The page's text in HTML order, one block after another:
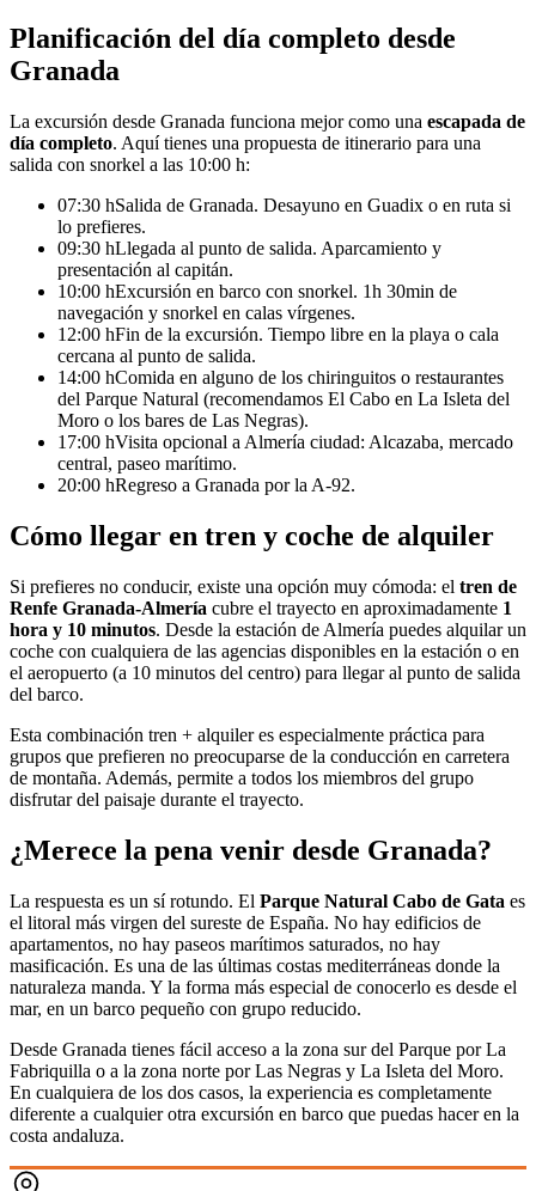
Planificación del día completo desde
Granada
La excursión desde Granada funciona mejor como una escapada de
día completo. Aquí tienes una propuesta de itinerario para una
salida con snorkel a las 10:00 h:
07:30 hSalida de Granada. Desayuno en Guadix o en ruta si
lo prefieres.
09:30 hLlegada al punto de salida. Aparcamiento y
presentación al capitán.
10:00 hExcursión en barco con snorkel. 1h 30min de
navegación y snorkel en calas vírgenes.
12:00 hFin de la excursión. Tiempo libre en la playa o cala
cercana al punto de salida.
14:00 hComida en alguno de los chiringuitos o restaurantes
del Parque Natural (recomendamos El Cabo en La Isleta del
Moro o los bares de Las Negras).
17:00 hVisita opcional a Almería ciudad: Alcazaba, mercado
central, paseo marítimo.
20:00 hRegreso a Granada por la A-92.
Cómo llegar en tren y coche de alquiler
Si prefieres no conducir, existe una opción muy cómoda: el tren de
Renfe Granada-Almería cubre el trayecto en aproximadamente 1
hora y 10 minutos. Desde la estación de Almería puedes alquilar un
coche con cualquiera de las agencias disponibles en la estación o en
el aeropuerto (a 10 minutos del centro) para llegar al punto de salida
del barco.
Esta combinación tren + alquiler es especialmente práctica para
grupos que prefieren no preocuparse de la conducción en carretera
de montaña. Además, permite a todos los miembros del grupo
disfrutar del paisaje durante el trayecto.
¿Merece la pena venir desde Granada?
La respuesta es un sí rotundo. El Parque Natural Cabo de Gata es
el litoral más virgen del sureste de España. No hay edificios de
apartamentos, no hay paseos marítimos saturados, no hay
masificación. Es una de las últimas costas mediterráneas donde la
naturaleza manda. Y la forma más especial de conocerlo es desde el
mar, en un barco pequeño con grupo reducido.
Desde Granada tienes fácil acceso a la zona sur del Parque por La
Fabriquilla o a la zona norte por Las Negras y La Isleta del Moro.
En cualquiera de los dos casos, la experiencia es completamente
diferente a cualquier otra excursión en barco que puedas hacer en la
costa andaluza.